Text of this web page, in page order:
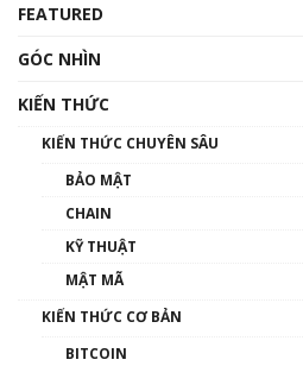
00:43:47
FEATURED
GÓC NHÌN
KIẾN THỨC
KIẾN THỨC CHUYÊN SÂU
BẢO MẬT
CHAIN
KỸ THUẬT
MẬT MÃ
KIẾN THỨC CƠ BẢN
BITCOIN